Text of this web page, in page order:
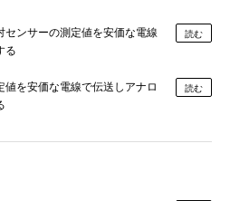
センサーの測定値を安価な電線
る
読む
値を安価な電線で伝送しアナロ
読む